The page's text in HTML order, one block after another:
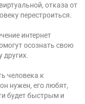
отказа от
перестроиться.
интернет
осознать свою
других.
человека к
нужен, его любят,
будет быстрым и